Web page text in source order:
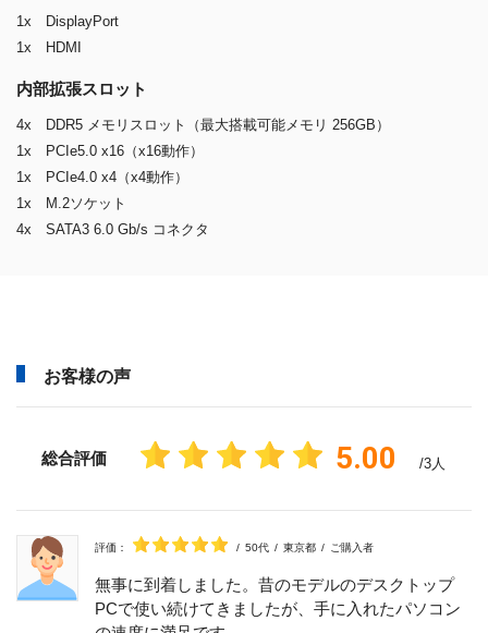
1x DisplayPort
1x HDMI
内部拡張スロット
4x DDR5 メモリスロット（最大搭載可能メモリ 256GB）
1x PCIe5.0 x16（x16動作）
1x PCIe4.0 x4（x4動作）
1x M.2ソケット
4x SATA3 6.0 Gb/s コネクタ
お客様の声
総合評価 5.00 /3人
評価： / 50代 / 東京都 / ご購入者
無事に到着しました。昔のモデルのデスクトップ
PCで使い続けてきましたが、手に入れたパソコン